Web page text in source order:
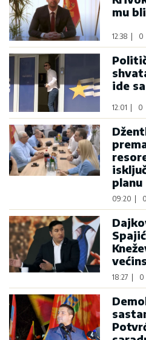
mu
12:38 0
ide
12:01 0
planu
09:20 0
18:27 0